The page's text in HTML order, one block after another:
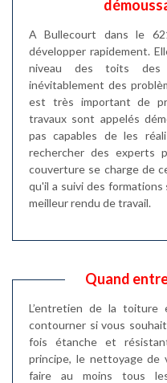
A Bullecourt dans le
développer rapidement.
niveau des toits des
inévitablement des
est très important de
travaux sont appelés
pas capables de les
rechercher des experts
couverture se charge de
qu'il a suivi des
meilleur rendu de travail.
Quand
L’entretien de la
contourner si vous
fois étanche et
principe, le nettoyage
faire au moins tous